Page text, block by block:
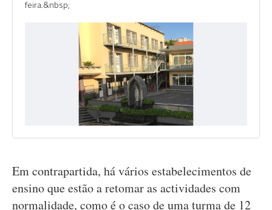
feira.&nbsp;
Em contrapartida, há vários estabelecimentos de
ensino que estão a retomar as actividades com
normalidade, como é o caso de uma turma de 12